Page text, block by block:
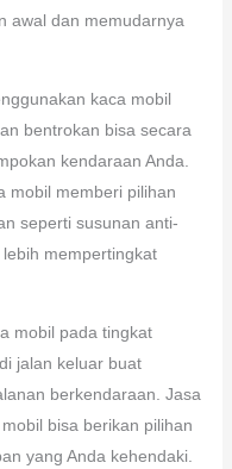
awal dan memudarnya
kaca mobil
bentrokan bisa secara
kendaraan Anda.
mobil memberi pilihan
seperti susunan anti-
mempertingkat
mobil pada tingkat
jalan keluar buat
berkendaraan. Jasa
bisa berikan pilihan
yang Anda kehendaki.